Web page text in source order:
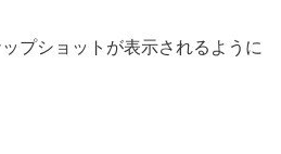
プショットが表示されるように